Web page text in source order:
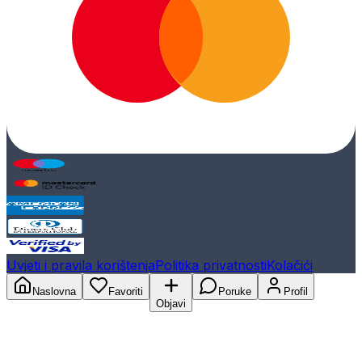
Uvjeti i pravila korištenjaPolitika privatnostiKolačići
Naslovna
Favoriti
Objavi
Poruke Profil